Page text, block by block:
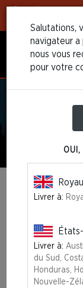
Salutations,
navigateur a
nous vous
pour votre
OUI,
Livrer à:
Livrer à:
du Sud,
Honduras,
Nouvelle-